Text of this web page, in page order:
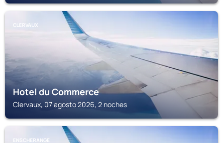
CLERVAUX
Hotel du Commerce
Clervaux, 07 agosto 2026, 2 noches
ENSCHERANGE